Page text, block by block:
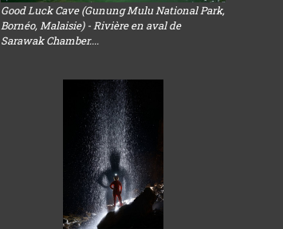
Good Luck Cave (Gunung Mulu National Park,
Bornéo, Malaisie) - Rivière en aval de
Sarawak Chamber....